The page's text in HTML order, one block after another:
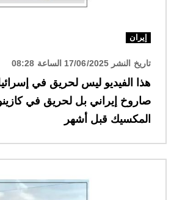
إيران
تاريخ النشر 17/06/2025 الساعة 08:28
هذا الفيديو ليس لحريق في
صاروخ إيراني بل لحريق في
المكسيك قبل أشهر